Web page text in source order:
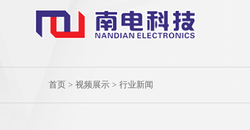
首页 > 视频展示 > 行业新闻